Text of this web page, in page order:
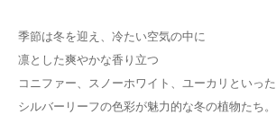
季節は冬を迎え、冷たい空気の中に
凛とした爽やかな香り立つ
コニファー、スノーホワイト、ユーカリといった
シルバーリーフの色彩が魅力的な冬の植物たち。